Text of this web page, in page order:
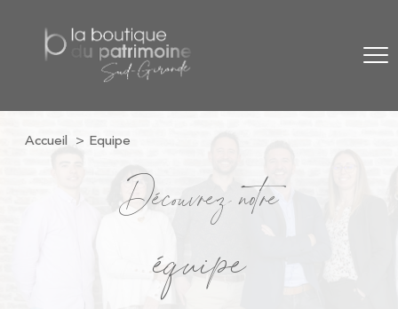
Accueil Equipe
Découvrez notre
équipe